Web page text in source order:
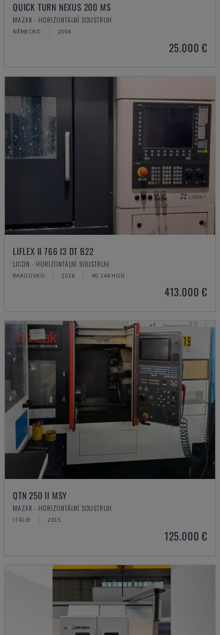
QUICK TURN NEXUS 200 MS
MAZAK - HORIZONTÁLNÍ SOUSTRUH
NĚMECKO 2004
25.000 €
LIFLEX II 766 I3 DT B22
LICON - HORIZONTÁLNÍ SOUSTRUH
RAKOUSKO 2016 40.148 HOD
413.000 €
QTN 250 II MSY
MAZAK - HORIZONTÁLNÍ SOUSTRUH
ITÁLIE 2015
125.000 €